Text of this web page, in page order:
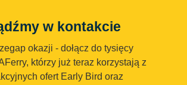
w kontakcie
okazji - dołącz do tysięcy
którzy już teraz korzystają z
ofert Early Bird oraz